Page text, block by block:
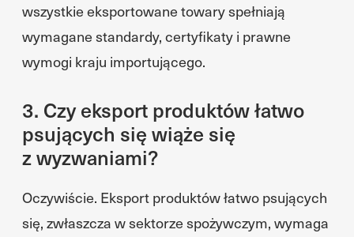
wszystkie eksportowane towary spełniają
wymagane standardy, certyfikaty i prawne
wymogi kraju importującego.
3. Czy eksport produktów łatwo
psujących się wiąże się
z wyzwaniami?
Oczywiście. Eksport produktów łatwo psujących
się, zwłaszcza w sektorze spożywczym, wymaga